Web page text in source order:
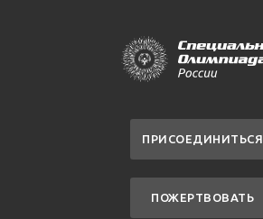
ПРИСОЕДИНИТЬСЯ
ПОЖЕРТВОВАТЬ